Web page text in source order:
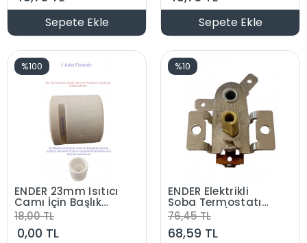
Sepete Ekle Sepete Ekle
%100
ENDER 23mm Isıtıcı
Camı İçin Başlık
Ufo Isıtıcı
Rezistans Porselen
Kafa Taşı
18,00 TL
0,00 TL
%10
ENDER Elektrikli
Soba Termostatı
Metal 16A (Mil Boyu
: 15 mm Ufo)
76,45 TL
68,59 TL